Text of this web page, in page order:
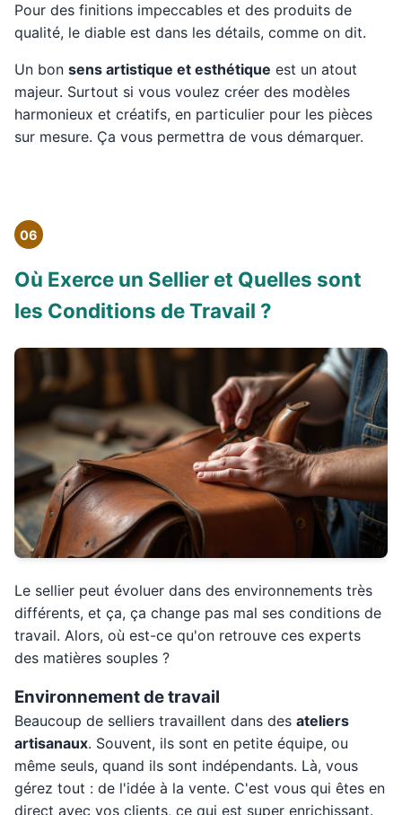
Pour des finitions impeccables et des produits de
qualité, le diable est dans les détails, comme on dit.
Un bon sens artistique et esthétique est un atout
majeur. Surtout si vous voulez créer des modèles
harmonieux et créatifs, en particulier pour les pièces
sur mesure. Ça vous permettra de vous démarquer.
06
Où Exerce un Sellier et Quelles sont
les Conditions de Travail ?
Le sellier peut évoluer dans des environnements très
différents, et ça, ça change pas mal ses conditions de
travail. Alors, où est-ce qu'on retrouve ces experts
des matières souples ?
Environnement de travail
Beaucoup de selliers travaillent dans des ateliers
artisanaux. Souvent, ils sont en petite équipe, ou
même seuls, quand ils sont indépendants. Là, vous
gérez tout : de l'idée à la vente. C'est vous qui êtes en
direct avec vos clients, ce qui est super enrichissant.